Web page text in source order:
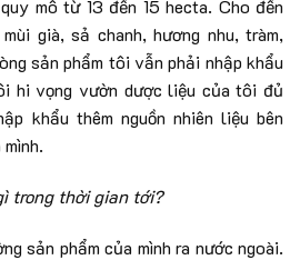
mô từ 13 đến 15 hecta. Cho đến
già, sả chanh, hương nhu, tràm,
sản phẩm tôi vẫn phải nhập khẩu
hi vọng vườn dược liệu của tôi đủ
khẩu thêm nguồn nhiên liệu bên
trong thời gian tới?
sản phẩm của mình ra nước ngoài.